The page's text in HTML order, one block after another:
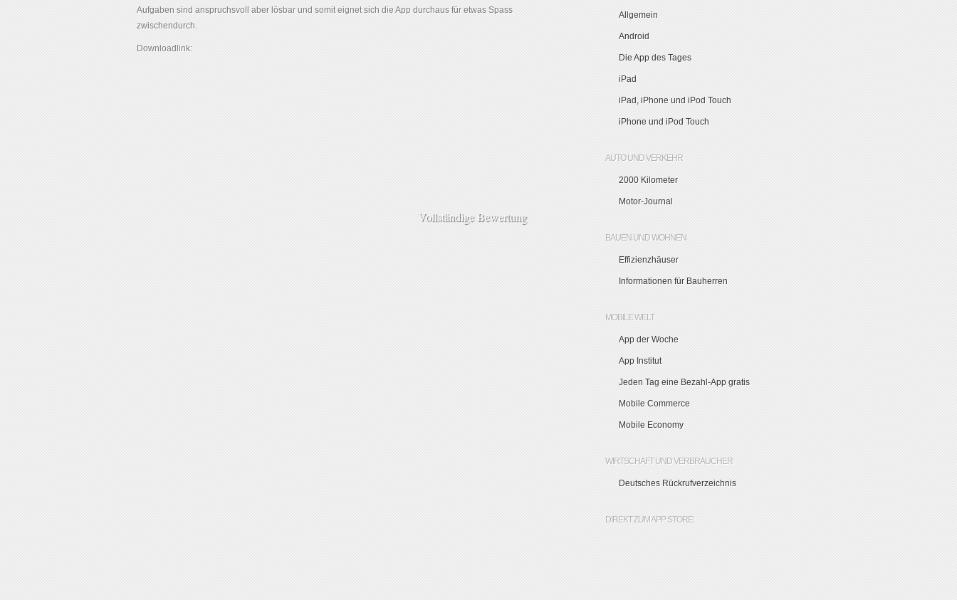
Aufgaben sind anspruchsvoll aber lösbar und somit eignet sich die App durchaus für etwas Spass
zwischendurch.
Downloadlink:
Vollständige Bewertung
Allgemein
Android
Die App des Tages
iPad
iPad, iPhone und iPod Touch
iPhone und iPod Touch
AUTO UND VERKEHR
2000 Kilometer
Motor-Journal
BAUEN UND WOHNEN
Effizienzhäuser
Informationen für Bauherren
MOBILE WELT
App der Woche
App Institut
Jeden Tag eine Bezahl-App gratis
Mobile Commerce
Mobile Economy
WIRTSCHAFT UND VERBRAUCHER
Deutsches Rückrufverzeichnis
DIREKT ZUM APP STORE: